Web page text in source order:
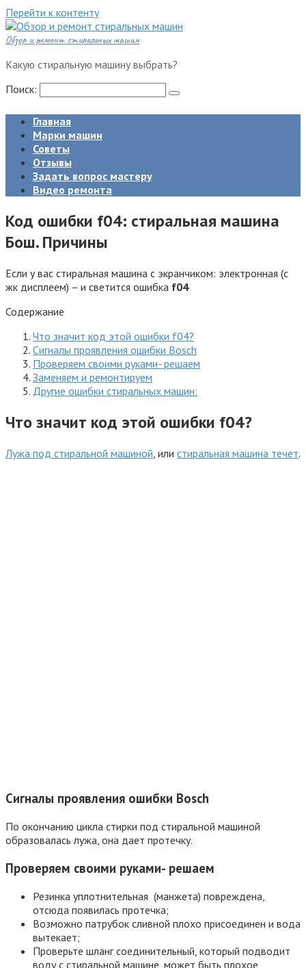
Перейти к контенту
Обзор и ремонт стиральных машин
Какую стиральную машину выбрать?
Поиск:
Главная
Марки машин
Советы
Отзывы
Задать вопрос мастеру
Видео ремонта
Код ошибки f04: стиральная машина
Бош. Причины
Если у вас стиральная машина с экранчиком: электронная (с
жк дисплеем) – и светится ошибка f04
Содержание
Что значит код этой ошибки f04?
Сигналы проявления ошибки Bosсh
Проверяем своими руками- решаем
Заменяем и ремонтируем
Другие ошибки стиральных машин:
Что значит код этой ошибки f04?
Лужа под стиральной машиной , или стиральная машина течет.
Сигналы проявления ошибки Bosсh
По окончанию цикла стирки под стиральной машиной
образовалась лужа, она дает протечку.
Проверяем своими руками- решаем
Резинка уплотнительная (манжета) повреждена,
отсюда появилась протечка;
Возможно патрубок сливной плохо присоединен и вода
вытекает;
Проверьте шланг соединительный, который подводит
воду с стиральной машине, может быть плохое